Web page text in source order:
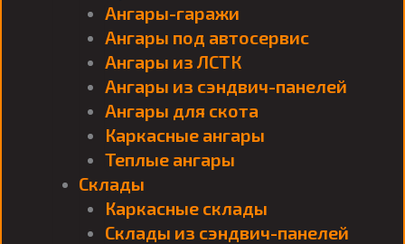
Ангары-гаражи
Ангары под автосервис
Ангары из ЛСТК
Ангары из сэндвич-панелей
Ангары для скота
Каркасные ангары
Теплые ангары
Склады
Каркасные склады
Склады из сэндвич-панелей